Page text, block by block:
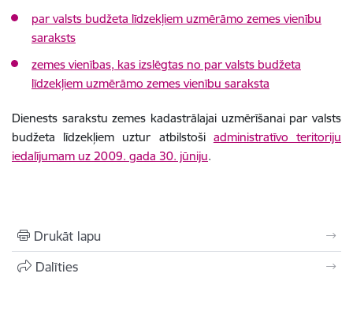
par valsts budžeta līdzekļiem uzmērāmo zemes vienību
saraksts
zemes vienības, kas izslēgtas no par valsts budžeta
līdzekļiem uzmērāmo zemes vienību saraksta
Dienests sarakstu zemes kadastrālajai uzmērīšanai par valsts
budžeta līdzekļiem uztur atbilstoši administratīvo teritoriju
iedalījumam uz 2009. gada 30. jūniju.
Drukāt lapu
Dalīties